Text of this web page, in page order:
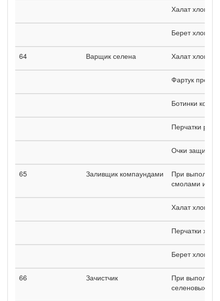
Халат
Берет
64 Варщик селена Халат
Фартук
Ботинки
Перчатки
Очки
65 Заливщик компаундами
При
смолами и
Халат
Перчатки
Берет
66 Зачистчик
При
селеновых